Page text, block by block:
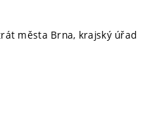
města Brna, krajský úřad